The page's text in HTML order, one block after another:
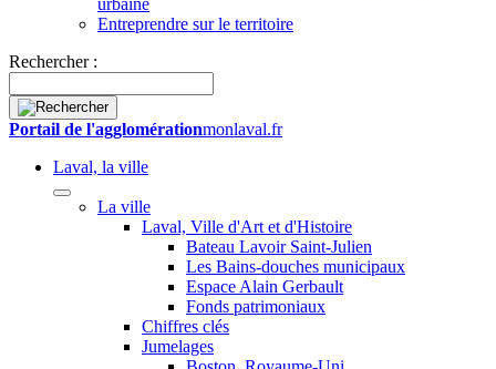
urbaine
Entreprendre sur le territoire
Rechercher :
Portail de l'agglomérationmonlaval.fr
Laval, la ville
La ville
Laval, Ville d'Art et d'Histoire
Bateau Lavoir Saint-Julien
Les Bains-douches municipaux
Espace Alain Gerbault
Fonds patrimoniaux
Chiffres clés
Jumelages